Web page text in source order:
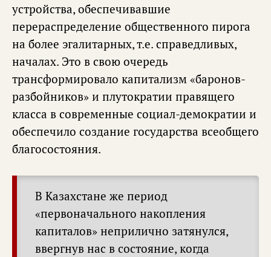
устройства, обеспечивавшие
перераспределение общественного пирога
на более эгалитарных, т.е. справедливых,
началах. Это в свою очередь
трансформировало капитализм «баронов-
разбойников» и плутократии правящего
класса в современные социал-демократии и
обеспечило создание государства всеобщего
благосостояния.
В Казахстане же период
«первоначального накопления
капиталов» неприлично затянулся,
ввергнув нас в состояние, когда